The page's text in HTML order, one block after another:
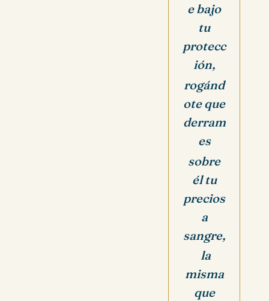
e bajo
tu
protecc
ión,
rogánd
ote que
derram
es
sobre
él tu
precios
a
sangre,
la
misma
que